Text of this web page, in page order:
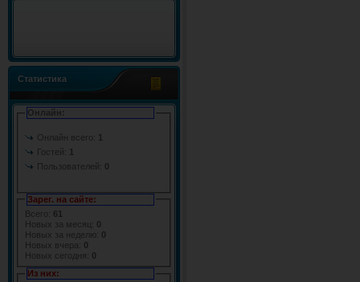
Статистика
Онлайн:
Онлайн всего: 1
Гостей: 1
Пользователей: 0
Зарег. на сайте:
Всего: 61
Новых за месяц: 0
Новых за неделю: 0
Новых вчера: 0
Новых сегодня: 0
Из них: